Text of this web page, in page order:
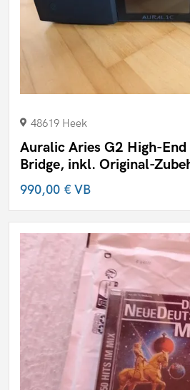
48619 Heek
Auralic Aries G2 High-End
Bridge, inkl. Original-
990,00 €VB